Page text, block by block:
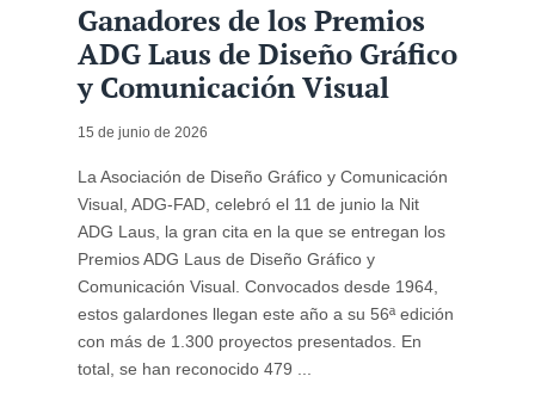
Ganadores de los Premios
ADG Laus de Diseño Gráfico
y Comunicación Visual
15 de junio de 2026
La Asociación de Diseño Gráfico y Comunicación
Visual, ADG-FAD, celebró el 11 de junio la Nit
ADG Laus, la gran cita en la que se entregan los
Premios ADG Laus de Diseño Gráfico y
Comunicación Visual. Convocados desde 1964,
estos galardones llegan este año a su 56ª edición
con más de 1.300 proyectos presentados. En
total, se han reconocido 479 ...